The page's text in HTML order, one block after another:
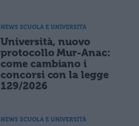
NEWS SCUOLA E UNIVERSITÀ
Università, nuovo
protocollo Mur-Anac:
come cambiano i
concorsi con la legge
129/2026
NEWS SCUOLA E UNIVERSITÀ